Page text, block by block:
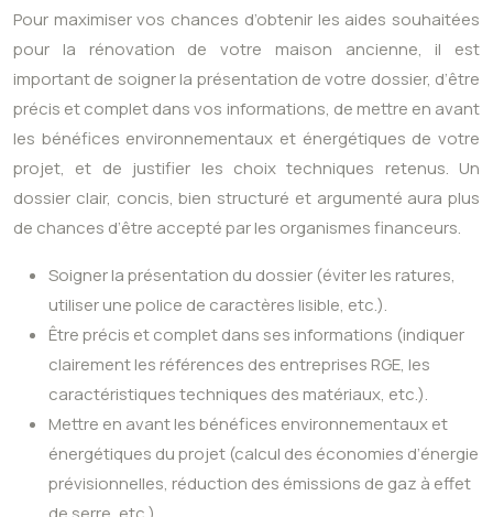
Pour maximiser vos chances d’obtenir les aides souhaitées
pour la rénovation de votre maison ancienne, il est
important de soigner la présentation de votre dossier, d’être
précis et complet dans vos informations, de mettre en avant
les bénéfices environnementaux et énergétiques de votre
projet, et de justifier les choix techniques retenus. Un
dossier clair, concis, bien structuré et argumenté aura plus
de chances d’être accepté par les organismes financeurs.
Soigner la présentation du dossier (éviter les ratures,
utiliser une police de caractères lisible, etc.).
Être précis et complet dans ses informations (indiquer
clairement les références des entreprises RGE, les
caractéristiques techniques des matériaux, etc.).
Mettre en avant les bénéfices environnementaux et
énergétiques du projet (calcul des économies d’énergie
prévisionnelles, réduction des émissions de gaz à effet